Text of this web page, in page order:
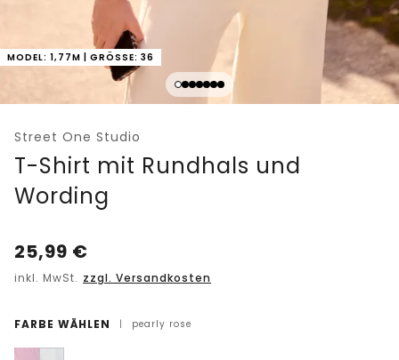
MODEL: 1,77M | GRÖSSE: 36
Street One Studio
T-Shirt mit Rundhals und
Wording
25,99 €
inkl. MwSt. zzgl. Versandkosten
FARBE WÄHLEN | pearly rose